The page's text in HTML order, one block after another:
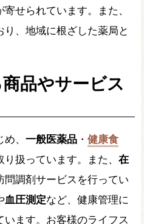
せられています。また、
り、地域に根ざした薬局と
品やサービス
、 一般医薬品 ・ 健康食
扱っています。また、 在
問調剤サービスを行ってい
血圧測定など、健康管理に
ます。お客様のライフス